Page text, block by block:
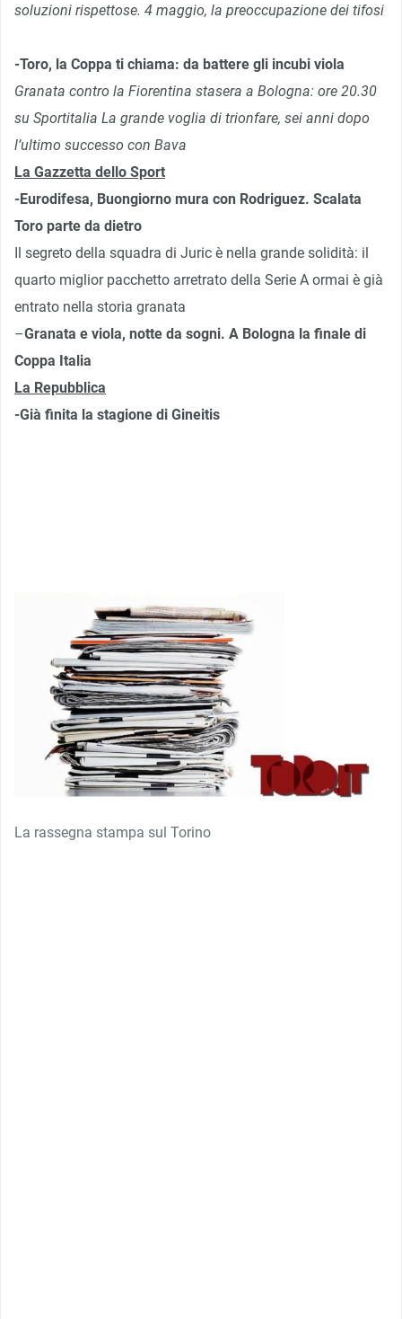
soluzioni rispettose. 4 maggio, la preoccupazione dei tifosi
-Toro, la Coppa ti chiama: da battere gli incubi viola
Granata contro la Fiorentina stasera a Bologna: ore 20.30
su Sportitalia La grande voglia di trionfare, sei anni dopo
l’ultimo successo con Bava
La Gazzetta dello Sport
-Eurodifesa, Buongiorno mura con Rodriguez. Scalata
Toro parte da dietro
Il segreto della squadra di Juric è nella grande solidità: il
quarto miglior pacchetto arretrato della Serie A ormai è già
entrato nella storia granata
–Granata e viola, notte da sogni. A Bologna la finale di
Coppa Italia
La Repubblica
-Già finita la stagione di Gineitis
La rassegna stampa sul Torino